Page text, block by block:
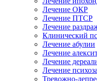
Лечение ОКР
Лечение ПТСР
Лечение
Клинический
Лечение абулии
Лечение
Лечение
Лечение психоза
Тревожно-